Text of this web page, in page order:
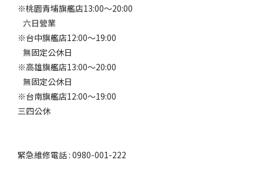
※桃園青埔旗艦店13:00～20:00
六日營業
※台中旗艦店12:00～19:00
無固定公休日
※高雄旗艦店13:00～20:00
無固定公休日
※台南旗艦店12:00～19:00
三四公休
緊急維修電話 : 0980-001-222